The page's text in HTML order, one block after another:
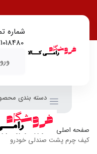
شماره
دسته بندی
صفحه اصلی لوازم خودرو،
کیف چرم پشت صندلی خودرو